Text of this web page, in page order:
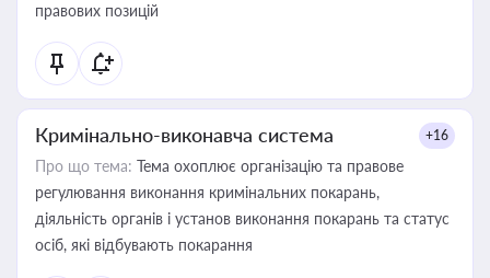
правових позицій
Кримінально-виконавча система +16
Про що тема: Тема охоплює організацію та правове
регулювання виконання кримінальних покарань,
діяльність органів і установ виконання покарань та статус
осіб, які відбувають покарання